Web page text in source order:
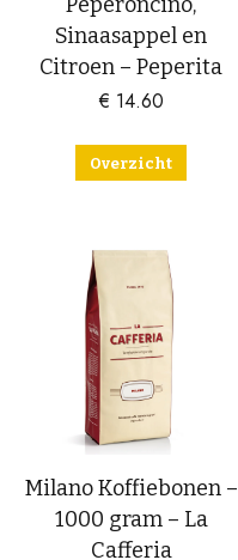
Sinaasappel en
Citroen – Peperita
€ 14.60
Overzicht
Milano Koffiebonen –
1000 gram – La
Cafferia